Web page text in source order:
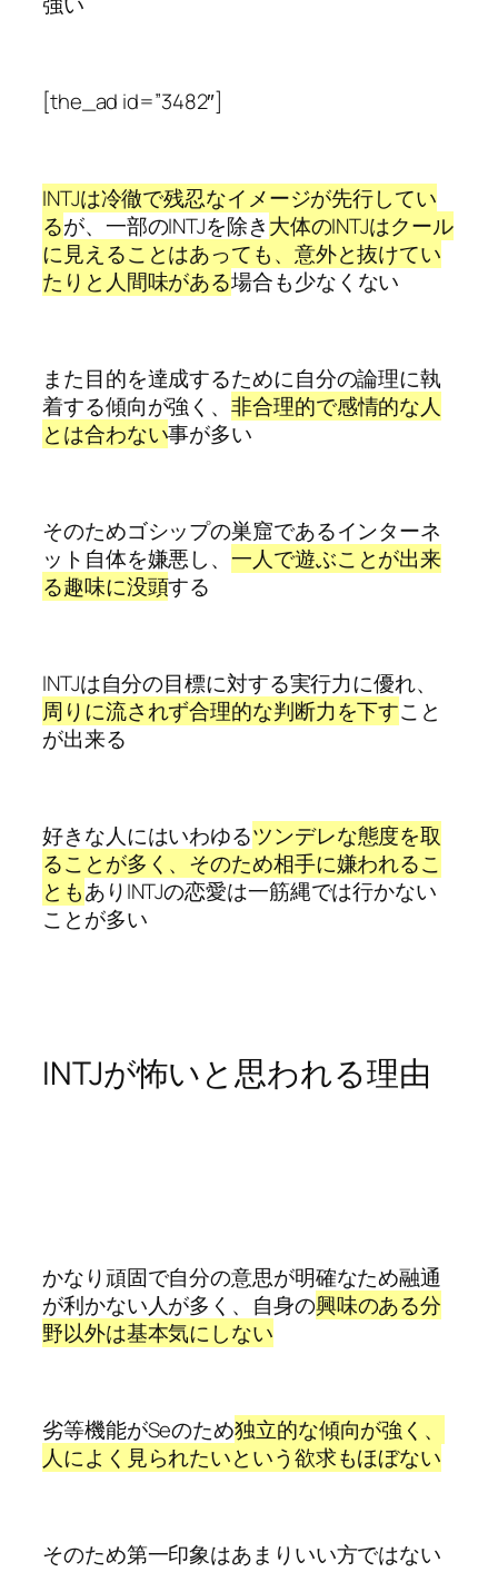
[the_ad id=”3482″]
INTJは冷徹で残忍なイメージが先行してい
るが、一部のINTJを除き大体のINTJはクール
に見えることはあっても、意外と抜けてい
たりと人間味がある場合も少なくない
また目的を達成するために自分の論理に執
着する傾向が強く、非合理的で感情的な人
とは合わない事が多い
そのためゴシップの巣窟であるインターネ
ット自体を嫌悪し、一人で遊ぶことが出来
る趣味に没頭する
INTJは自分の目標に対する実行力に優れ、
周りに流されず合理的な判断力を下すこと
が出来る
好きな人にはいわゆるツンデレな態度を取
ることが多く、そのため相手に嫌われるこ
ともありINTJの恋愛は一筋縄では行かない
ことが多い
INTJが怖いと思われる理由
かなり頑固で自分の意思が明確なため融通
が利かない人が多く、自身の興味のある分
野以外は基本気にしない
劣等機能がSeのため独立的な傾向が強く、
人によく見られたいという欲求もほぼない
そのため第一印象はあまりいい方ではない